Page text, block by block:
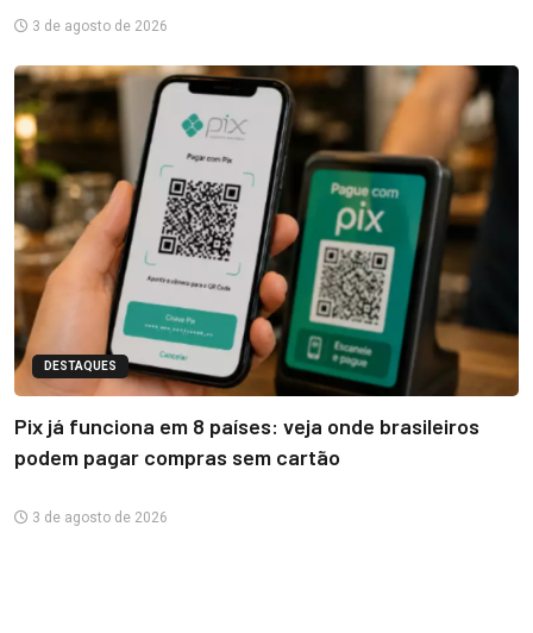
3 de agosto de 2026
DESTAQUES
Pix já funciona em 8 países: veja onde brasileiros
podem pagar compras sem cartão
3 de agosto de 2026